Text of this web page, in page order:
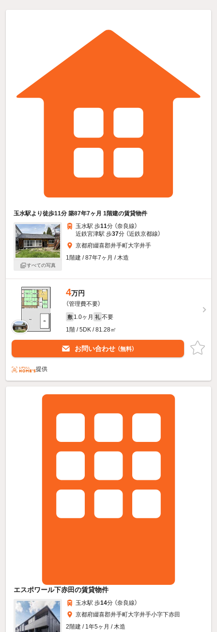
玉水駅より徒歩11分 築87年7ヶ月 1階建の賃貸物件
すべての写真
玉水駅 歩11分 （奈良線）
近鉄宮津駅 歩37分 （近鉄京都線）
京都府綴喜郡井手町大字井手
1階建 / 87年7ヶ月 / 木造
4万円
（管理費不要）
敷 1.0ヶ月 礼 不要
1階 / 5DK / 81.28㎡
お問い合わせ （無料）
提供
エスポワール下赤田の賃貸物件
玉水駅 歩14分 （奈良線）
京都府綴喜郡井手町大字井手小字下赤田
2階建 / 1年5ヶ月 / 木造